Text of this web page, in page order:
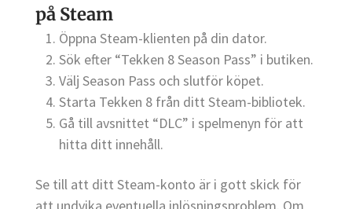
på Steam
Öppna Steam-klienten på din dator.
Sök efter “Tekken 8 Season Pass” i butiken.
Välj Season Pass och slutför köpet.
Starta Tekken 8 från ditt Steam-bibliotek.
Gå till avsnittet “DLC” i spelmenyn för att
hitta ditt innehåll.
Se till att ditt Steam-konto är i gott skick för